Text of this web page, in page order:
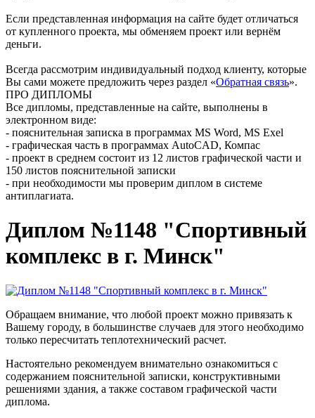
Если представленная информация на сайте будет отличаться
от купленного проекта, мы обменяем проект или вернём
деньги.
Всегда рассмотрим индивидуальный подход клиенту, которые
Вы сами можете предложить через раздел «Обратная связь».
ПРО ДИПЛОМЫ
Все дипломы, представленные на сайте, выполнены в
электронном виде:
- пояснительная записка в программах MS Word, MS Exel
- графическая часть в программах AutoCAD, Компас
- проект в среднем состоит из 12 листов графической части и
150 листов пояснительной записки
- при необходимости мы проверим диплом в системе
антиплагиата.
Диплом №1148 "Спортивный
комплекс в г. Минск"
Обращаем внимание, что любой проект можно привязать к
Вашему городу, в большинстве случаев для этого необходимо
только пересчитать теплотехнический расчет.
Настоятельно рекомендуем внимательно ознакомиться с
содержанием пояснительной записки, конструктивными
решениями здания, а также составом графической части
диплома.